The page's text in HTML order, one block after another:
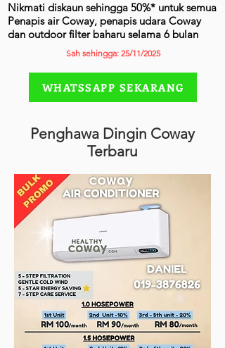
Nikmati diskaun sehingga 50%* untuk semua
Penapis air Coway, penapis udara Coway
dan outdoor filter baharu selama 6 bulan
Sah sehingga: 25/11/2025
WHATSSAPP SEKARANG
Penghawa Dingin Coway
Terbaru